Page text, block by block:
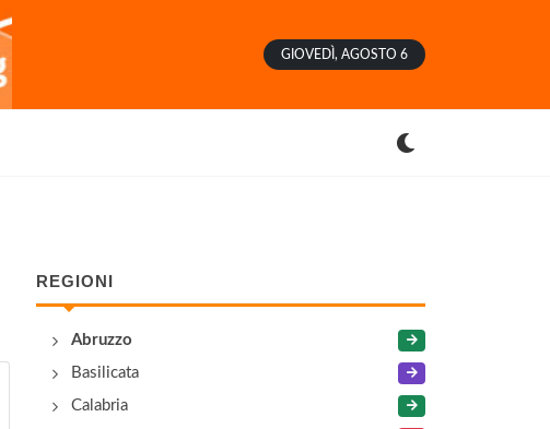
GIOVEDÌ, AGOSTO 6
REGIONI
Abruzzo
Basilicata
Calabria